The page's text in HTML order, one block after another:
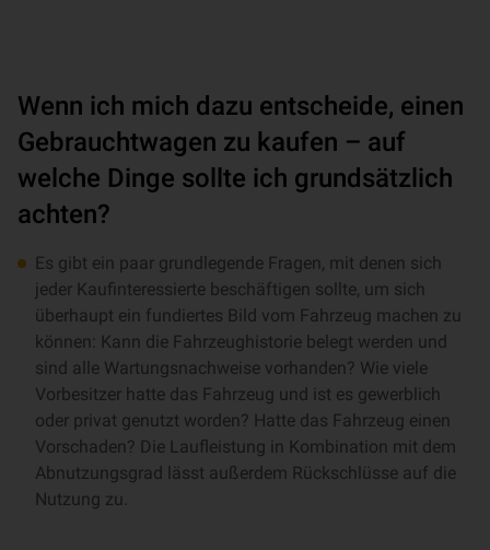
Wenn ich mich dazu entscheide, einen
Gebrauchtwagen zu kaufen – auf
welche Dinge sollte ich grundsätzlich
achten?
Es gibt ein paar grundlegende Fragen, mit denen sich
jeder Kaufinteressierte beschäftigen sollte, um sich
überhaupt ein fundiertes Bild vom Fahrzeug machen zu
können: Kann die Fahrzeughistorie belegt werden und
sind alle Wartungsnachweise vorhanden? Wie viele
Vorbesitzer hatte das Fahrzeug und ist es gewerblich
oder privat genutzt worden? Hatte das Fahrzeug einen
Vorschaden? Die Laufleistung in Kombination mit dem
Abnutzungsgrad lässt außerdem Rückschlüsse auf die
Nutzung zu.